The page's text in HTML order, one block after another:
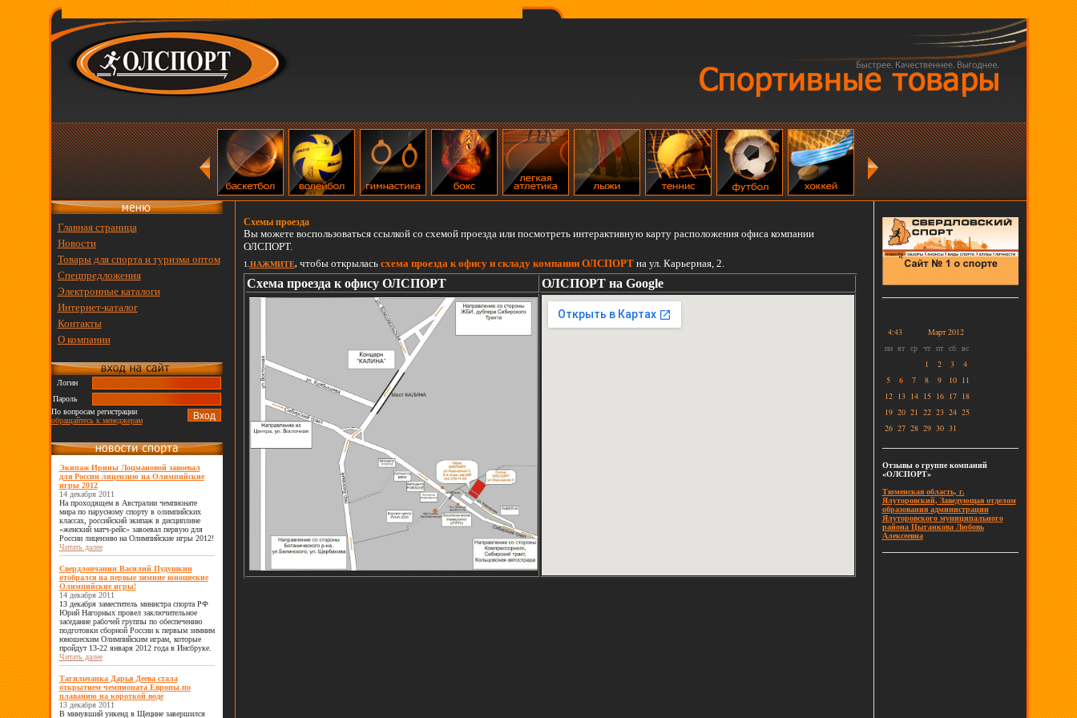
Главная страница
Новости
Товары для спорта и туризма оптом
Спецпредложения
Электронные каталоги
Интернет-каталог
Контакты
О компании
Логин
Пароль
По вопросам регистрации
обращайтесь к менеджерам
Экипаж Ирины Лоцмановой завоевал
для России лицензию на Олимпийские
игры 2012
14 декабря 2011
На проходящем в Австралии чемпионате
мира по парусному спорту в олимпийских
классах, российский экипаж в дисциплине
«женский матч-рейс» завоевал первую для
России лицензию на Олимпийские игры 2012!
Читать далее
Свердловчанин Василий Пудушкин
отобрался на первые зимние юношеские
Олимпийские игры!
14 декабря 2011
13 декабря заместитель министра спорта РФ
Юрий Нагорных провел заключительное
заседание рабочей группы по обеспечению
подготовки сборной России к первым зимним
юношеским Олимпийским играм, которые
пройдут 13-22 января 2012 года в Инсбруке.
Читать далее
Тагильчанка Дарья Деева стала
открытием чемпионата Европы по
плаванию на короткой воде
13 декабря 2011
В минувший уикенд в Щецине завершился
Схемы проезда
Вы можете воспользоваться ссылкой со схемой проезда или посмотреть интерактивную карту расположения офиса компании
ОЛСПОРТ.
1. НАЖМИТЕ, чтобы открылась схема проезда к офису и складу компании ОЛСПОРТна ул. Карьерная, 2.
Схема проезда к офису ОЛСПОРТ ОЛСПОРТ на Google
4:43
Март 2012
пн вт ср чт пт сб вс
1
2 3
4
5
6 7 8 9 10 11
12 13 14 15 16 17 18
19 20 21 22 23 24 25
26 27 28 29 30 31
Отзывы о группе компаний
«ОЛСПОРТ»
Тюменская область, г.
Ялуторовский, Заведующая отделом
образования администрации
Ялуторовского муниципального
района Цыганкова Любовь
Алексеевна